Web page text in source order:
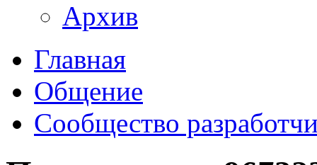
Архив
Главная
Общение
Сообщество